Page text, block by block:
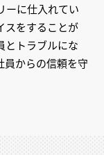
ーに仕入れてい
スをすることが
とトラブルにな
員からの信頼を守